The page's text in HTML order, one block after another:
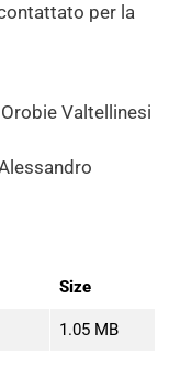
per la
Valtellinesi
Size
1.05 MB